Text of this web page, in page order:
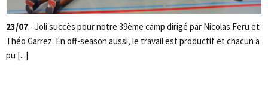
23/07 - Joli succès pour notre 39ème camp dirigé par Nicolas Feru et
Théo Garrez. En off-season aussi, le travail est productif et chacun a
pu [...]